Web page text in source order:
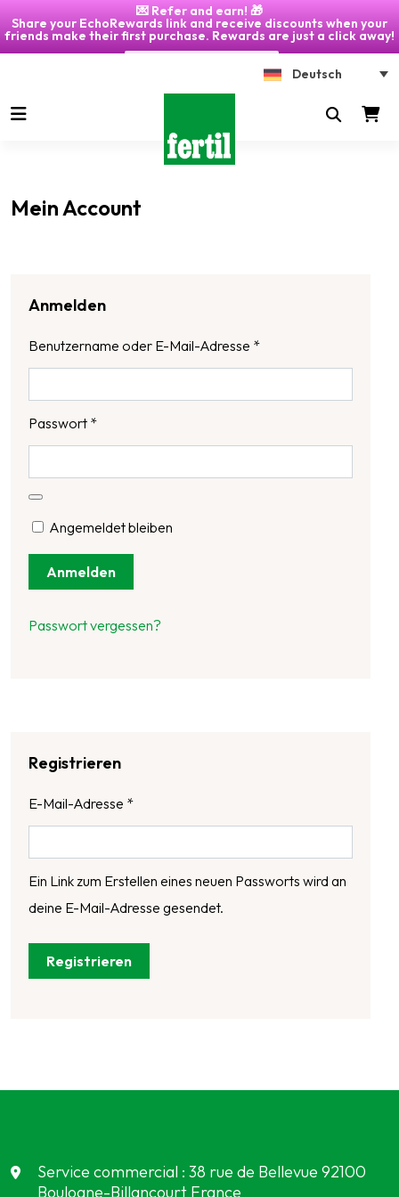
💌 Refer and earn! 🎁
Share your EchoRewards link and receive discounts when your
friends make their first purchase. Rewards are just a click away!
Deutsch
Mein Account
Anmelden
Benutzername oder E-Mail-Adresse *
Passwort *
Angemeldet bleiben
Anmelden
Passwort vergessen?
Registrieren
E-Mail-Adresse *
Ein Link zum Erstellen eines neuen Passworts wird an
deine E-Mail-Adresse gesendet.
Registrieren
Service commercial : 38 rue de Bellevue 92100
Boulogne-Billancourt France